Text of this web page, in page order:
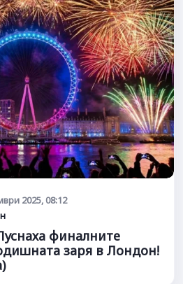
2025, 08:12
финалните
заря в Лондон!